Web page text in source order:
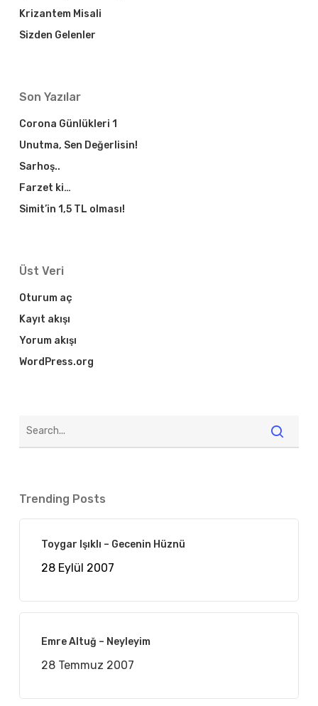
Krizantem Misali
Sizden Gelenler
Son Yazılar
Corona Günlükleri 1
Unutma, Sen Değerlisin!
Sarhoş..
Farzet ki…
Simit’in 1,5 TL olması!
Üst Veri
Oturum aç
Kayıt akışı
Yorum akışı
WordPress.org
Trending Posts
Toygar Işıklı – Gecenin Hüznü
28 Eylül 2007
Emre Altuğ – Neyleyim
28 Temmuz 2007